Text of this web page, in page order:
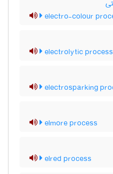
electro-colour
electrolytic process
electrosparking
elmore process
elred process